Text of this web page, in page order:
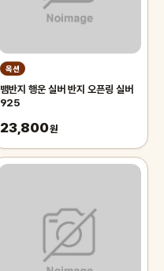
옥션
뱀반지 행운 실버 반지 오픈링 실버
925
23,800원